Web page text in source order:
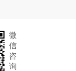
微
信
咨
询